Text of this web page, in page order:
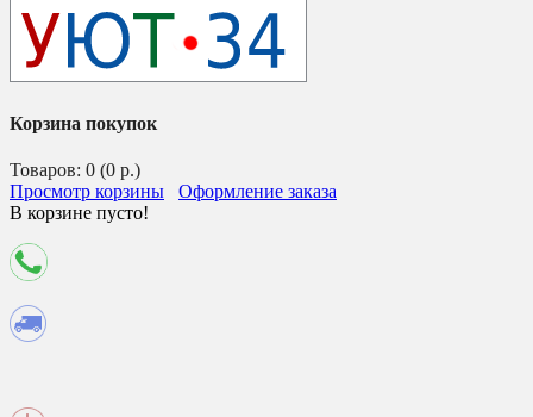
Корзина покупок
Товаров: 0 (0 р.)
Просмотр корзины
Оформление заказа
В корзине пусто!